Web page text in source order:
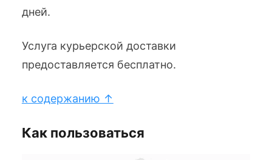
дней.
Услуга курьерской доставки
предоставляется бесплатно.
к содержанию ↑
Как пользоваться